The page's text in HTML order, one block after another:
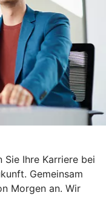
Ihre Karriere bei
Gemeinsam
Morgen an. Wir